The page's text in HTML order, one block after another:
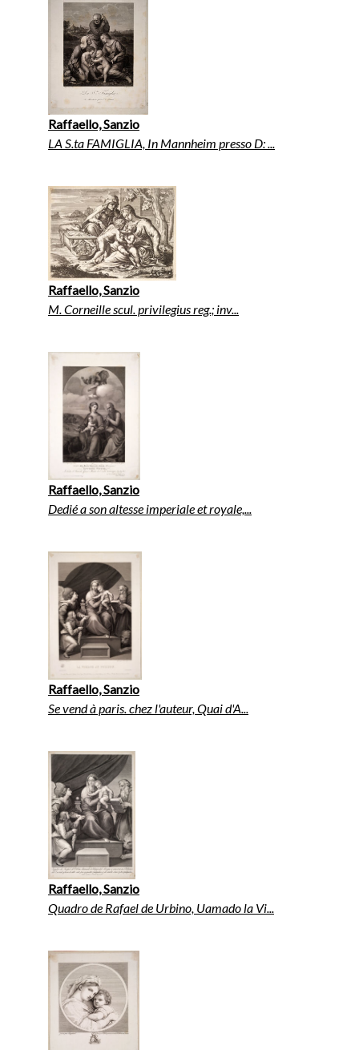
Raffaello, Sanzio
LA S.ta FAMIGLIA, In Mannheim presso D: ...
Raffaello, Sanzio
M. Corneille scul. privilegius reg.; inv...
Raffaello, Sanzio
Dedié a son altesse imperiale et royale,...
Raffaello, Sanzio
Se vend à paris. chez l'auteur, Quai d'A...
Raffaello, Sanzio
Quadro de Rafael de Urbino, Uamado la Vi...